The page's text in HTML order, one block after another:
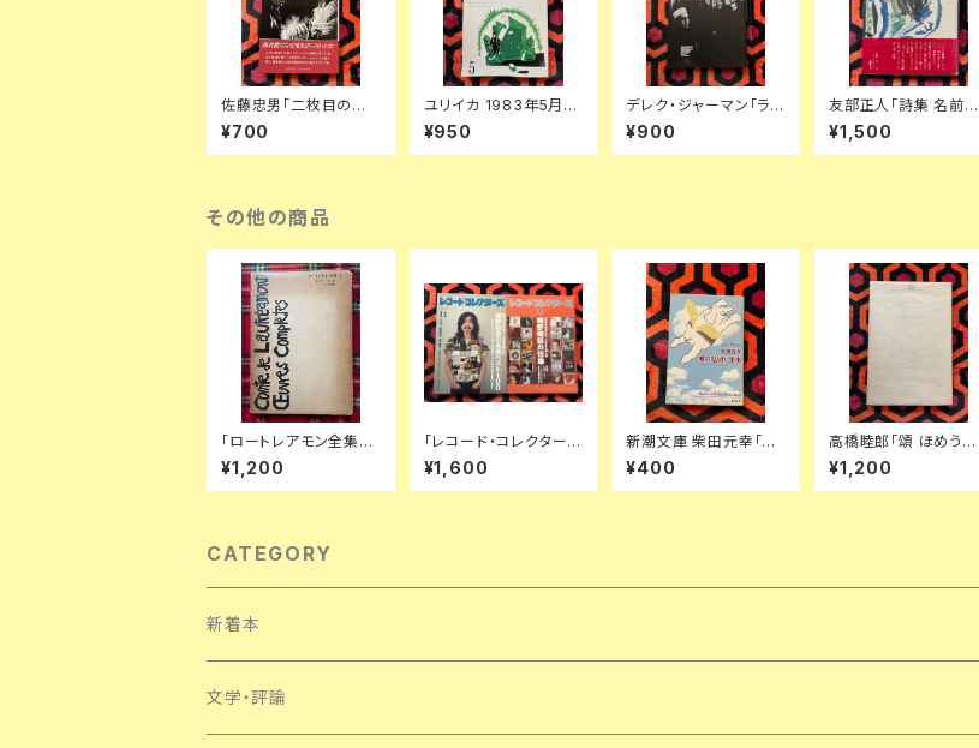
佐藤忠男「二枚目の研
究 俳優と文明」 初版 帯
付き 筑摩書房 日本映
画
¥700
ユリイカ 1983年5月号
「増頁特集:ゴダール 映
画の未来」初版 青土社
四方田犬彦 黒沢清 松
¥950
デレク・ジャーマン「ラス
ト・オブ・イングランド」
北折智子訳 初版 フィル
ムアート社
¥900
友部正人「詩集 名前の
ない商店街」 初版 帯付
き 装幀:田辺輝男 思潮
社 URC
¥1,500
その他の商品
「ロートレアモン全集
Ⅰ」栗田勇訳 初版 函入
り 書肆ユリイカ シュル
レアリスム
¥1,200
「レコード・コレクターズ
2019 11月&12月号 特
集:細野晴臣 前編 後
編」セット はっぴいえん
¥1,600
新潮文庫 柴田元幸「愛
の見切り発車」初版 解
説:盛田隆二
¥400
高橋睦郎「頌 ほめうた
」初版 函入り 装幀:小西
啓介 見返し写真:細江
英公 思潮社
¥1,200
CATEGORY
新着本
文学・評論